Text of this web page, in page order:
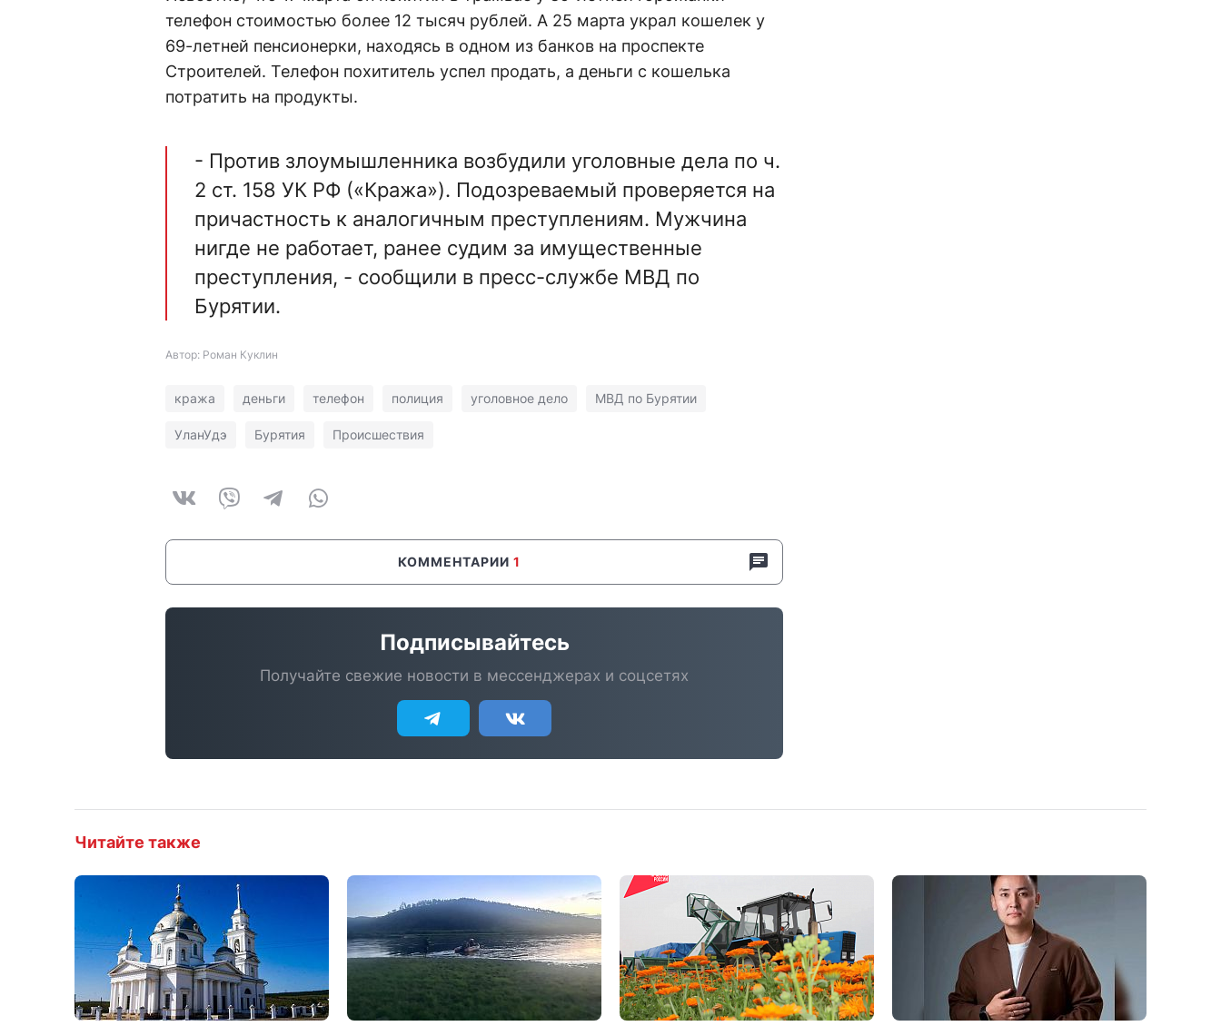
телефон стоимостью более 12 тысяч рублей. А 25 марта украл кошелек у
69-летней пенсионерки, находясь в одном из банков на проспекте
Строителей. Телефон похититель успел продать, а деньги с кошелька
потратить на продукты.
- Против злоумышленника возбудили уголовные дела по ч.
2 ст. 158 УК РФ («Кража»). Подозреваемый проверяется на
причастность к аналогичным преступлениям. Мужчина
нигде не работает, ранее судим за имущественные
преступления, - сообщили в пресс-службе МВД по
Бурятии.
Автор: Роман Куклин
кража деньги телефон полиция уголовное дело МВД по Бурятии
УланУдэ Бурятия Происшествия
КОММЕНТАРИИ 1
Подписывайтесь
Получайте свежие новости в мессенджерах и соцсетях
Читайте также